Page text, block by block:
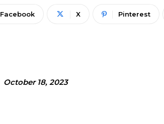
Facebook X Pinterest
October 18, 2023